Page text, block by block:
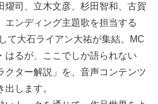
燿司、立木文彦、杉田智和、古賀
エンディング主題歌を担当する
て大石ライアン大祐が集結。MC
はるが、ここでしか語られない
クター解説」を、音声コンテンツ
します。